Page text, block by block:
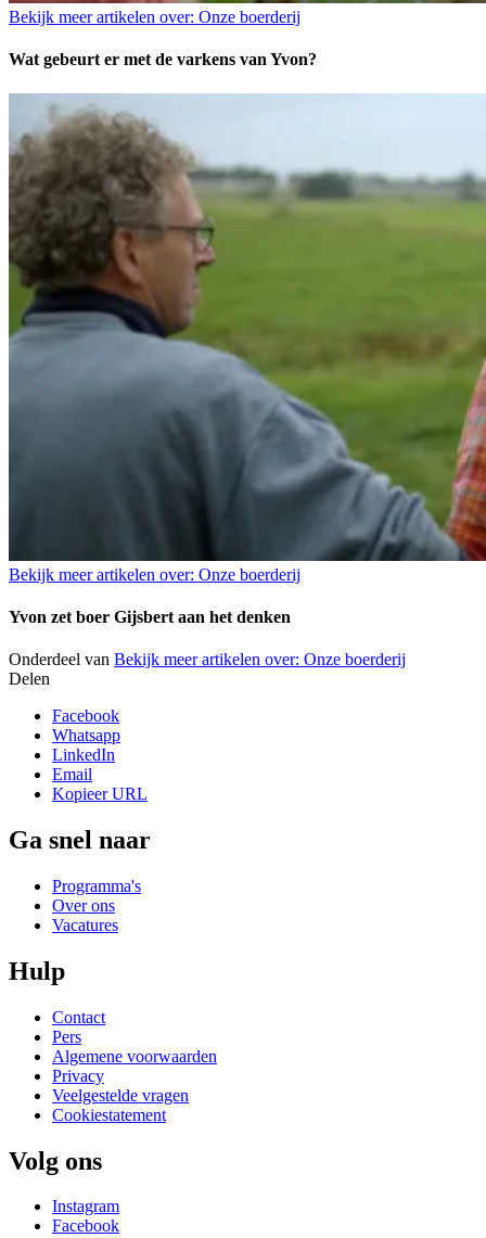
Bekijk meer artikelen over: Onze boerderij
Wat gebeurt er met de varkens van Yvon?
Bekijk meer artikelen over: Onze boerderij
Yvon zet boer Gijsbert aan het denken
Onderdeel van Bekijk meer artikelen over: Onze boerderij
Delen
Facebook
Whatsapp
LinkedIn
Email
Kopieer URL
Ga snel naar
Programma's
Over ons
Vacatures
Hulp
Contact
Pers
Algemene voorwaarden
Privacy
Veelgestelde vragen
Cookiestatement
Volg ons
Instagram
Facebook